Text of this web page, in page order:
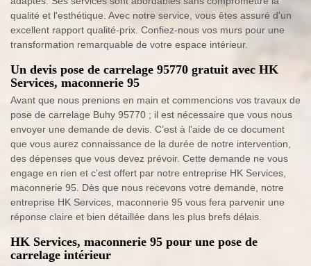
qualité et l'esthétique. Avec notre service, vous êtes assuré d'un
excellent rapport qualité-prix. Confiez-nous vos murs pour une
transformation remarquable de votre espace intérieur.
Un devis pose de carrelage 95770 gratuit avec HK
Services, maconnerie 95
Avant que nous prenions en main et commencions vos travaux de
pose de carrelage Buhy 95770 ; il est nécessaire que vous nous
envoyer une demande de devis. C’est à l’aide de ce document
que vous aurez connaissance de la durée de notre intervention,
des dépenses que vous devez prévoir. Cette demande ne vous
engage en rien et c’est offert par notre entreprise HK Services,
maconnerie 95. Dès que nous recevons votre demande, notre
entreprise HK Services, maconnerie 95 vous fera parvenir une
réponse claire et bien détaillée dans les plus brefs délais.
HK Services, maconnerie 95 pour une pose de
carrelage intérieur